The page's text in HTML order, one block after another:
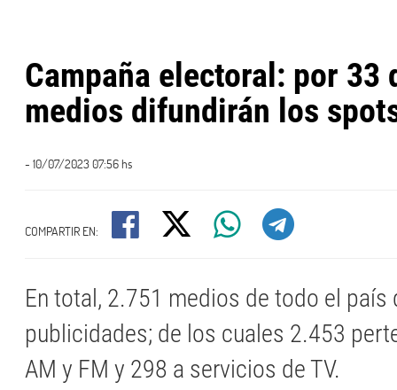
Campaña electoral: por 33
medios difundirán los
- 10/07/2023 07:56 hs
COMPARTIR EN:
En total, 2.751 medios de todo el país
publicidades; de los cuales 2.453
AM y FM y 298 a servicios de TV.